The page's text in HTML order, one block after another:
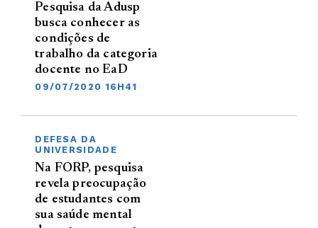
Pesquisa da Adusp
busca conhecer as
condições de
trabalho da categoria
docente no EaD
09/07/2020 16H41
DEFESA DA
UNIVERSIDADE
Na FORP, pesquisa
revela preocupação
de estudantes com
sua saúde mental